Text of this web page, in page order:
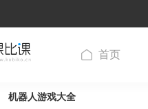
首页
机器人游戏大全